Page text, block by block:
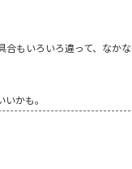
もいろいろ違って、なかな
かも。